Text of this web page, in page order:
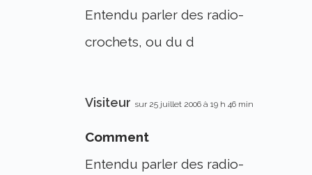
Entendu parler des radio-
crochets, ou du d
Visiteur sur 25 juillet 2006 à 19 h 46 min
Comment
Entendu parler des radio-